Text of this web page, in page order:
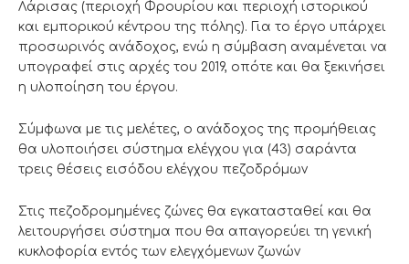
Λάρισας (περιοχή Φρουρίου και περιοχή ιστορικού
και εμπορικού κέντρου της πόλης). Για το έργο υπάρχει
προσωρινός ανάδοχος, ενώ η σύμβαση αναμένεται να
υπογραφεί στις αρχές του 2019, οπότε και θα ξεκινήσει
η υλοποίηση του έργου.
Σύμφωνα με τις μελέτες, ο ανάδοχος της προμήθειας
θα υλοποιήσει σύστημα ελέγχου για (43) σαράντα
τρεις θέσεις εισόδου ελέγχου πεζοδρόμων
Στις πεζοδρομημένες ζώνες θα εγκατασταθεί και θα
λειτουργήσει σύστημα που θα απαγορεύει τη γενική
κυκλοφορία εντός των ελεγχόμενων ζωνών